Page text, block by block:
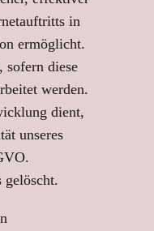
in
ermöglicht.
sofern diese
werden.
dient,
unseres
gelöscht.